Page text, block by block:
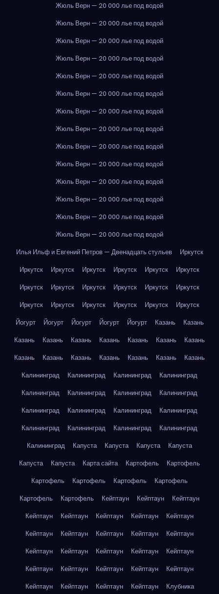
Жюль Верн — 20 000 лье под водой
Жюль Верн — 20 000 лье под водой
Жюль Верн — 20 000 лье под водой
Жюль Верн — 20 000 лье под водой
Жюль Верн — 20 000 лье под водой
Жюль Верн — 20 000 лье под водой
Жюль Верн — 20 000 лье под водой
Жюль Верн — 20 000 лье под водой
Жюль Верн — 20 000 лье под водой
Жюль Верн — 20 000 лье под водой
Жюль Верн — 20 000 лье под водой
Жюль Верн — 20 000 лье под водой
Жюль Верн — 20 000 лье под водой
Жюль Верн — 20 000 лье под водой
Илья Ильф и Евгений Петров — Двенадцать стульев
Иркутск
Иркутск
Иркутск Иркутск Иркутск Иркутск
Иркутск
Иркутск
Иркутск Иркутск Иркутск Иркутск
Иркутск
Иркутск
Иркутск Иркутск Иркутск Иркутск
Иркутск
Йогурт
Йогурт Йогурт Йогурт Йогурт Казань
Казань
Казань
Казань Казань Казань Казань Казань
Казань
Казань
Казань Казань Казань Казань Казань
Казань
Калининград
Калининград Калининград
Калининград
Калининград
Калининград Калининград
Калининград
Калининград
Калининград Калининград
Калининград
Калининград
Калининград Калининград
Калининград
Калининград
Капуста Капуста Капуста
Капуста
Капуста
Капуста Карта сайта Картофель
Картофель
Картофель
Картофель Картофель
Картофель
Картофель
Картофель Кейптаун Кейптаун
Кейптаун
Кейптаун
Кейптаун Кейптаун Кейптаун
Кейптаун
Кейптаун
Кейптаун Кейптаун Кейптаун
Кейптаун
Кейптаун
Кейптаун Кейптаун Кейптаун
Кейптаун
Кейптаун
Кейптаун Кейптаун Кейптаун
Кейптаун
Кейптаун
Кейптаун Кейптаун Кейптаун
Клубника